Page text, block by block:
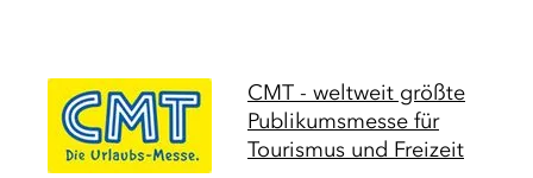
CMT - weltweit größte
Publikumsmesse für
Tourismus und Freizeit